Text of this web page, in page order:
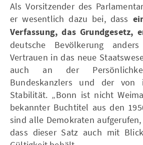
Als Vorsitzender des
er wesentlich dazu bei, dass
Verfassung, das Grundgesetz,
deutsche Bevölkerung
Vertrauen in das neue
auch an der
Bundeskanzlers und der von
Stabilität. „Bonn ist nicht
bekannter Buchtitel aus den
sind alle Demokraten
dass dieser Satz auch mit